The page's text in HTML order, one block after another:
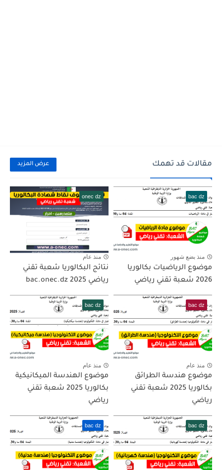
مقالات قد تهمك عرض المزيد
bac dz
منذ بضع شهور
موضوع الرياضيات بكالوريا
2026 شعبة تقني رياضي
onec dz
منذ عام
نتائج البكالوريا شعبة تقني
رياضي 2025 bac.onec.dz
bac dz
منذ عام
موضوع هندسة الطرائق
بكالوريا 2025 شعبة تقني
رياضي
bac dz
منذ عام
موضوع الهندسة الميكانيكية
بكالوريا 2025 شعبة تقني
رياضي
bac dz
bac dz